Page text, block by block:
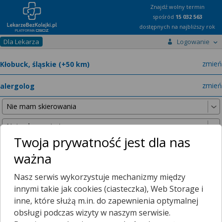
Znajdź wolny termin
spośród 15 032 563
dostępnych na najbliższy rok
Dla Lekarza Logowanie
zmień
zmień
Nie znaleźliśmy żadnych lekarzy w promieniu25 km , dlatego
zwiększyliśmy promień wyszukiwania do
50 km
Twoja prywatność jest dla nas
ważna
Nasz serwis wykorzystuje mechanizmy między
innymi takie jak cookies (ciasteczka), Web Storage i
inne, które służą m.in. do zapewnienia optymalnej
obsługi podczas wizyty w naszym serwisie.